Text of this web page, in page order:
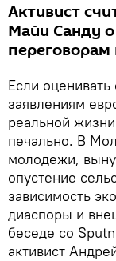
Активист
Майи Санду
Если
заявлениям
реальной
печально. В
молодежи,
опустение
зависимость
диаспоры и
беседе со
активист